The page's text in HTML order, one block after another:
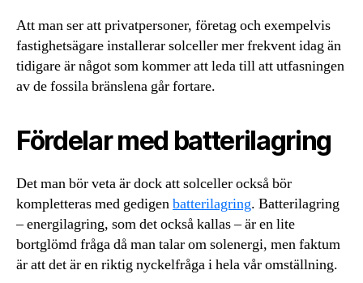
Att man ser att privatpersoner, företag och exempelvis
fastighetsägare installerar solceller mer frekvent idag än
tidigare är något som kommer att leda till att utfasningen
av de fossila bränslena går fortare.
Fördelar med batterilagring
Det man bör veta är dock att solceller också bör
kompletteras med gedigenbatterilagring. Batterilagring
– energilagring, som det också kallas – är en lite
bortglömd fråga då man talar om solenergi, men faktum
är att det är en riktig nyckelfråga i hela vår omställning.